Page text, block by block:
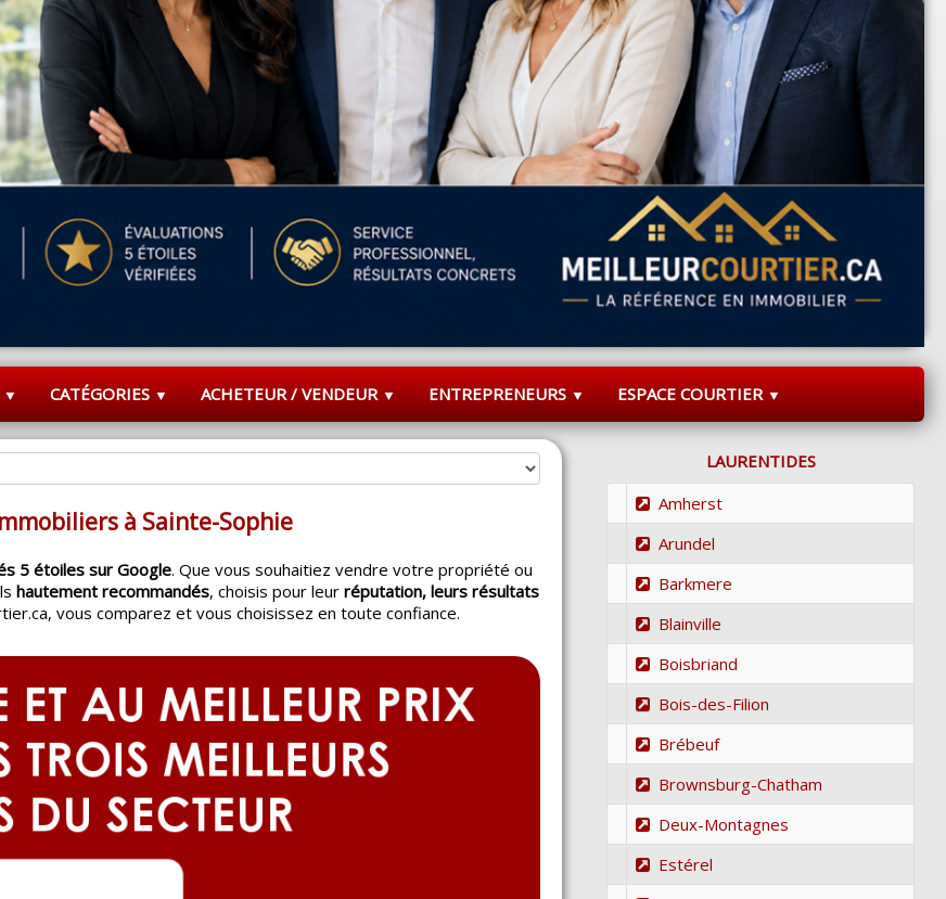
▼ CATÉGORIES ▼ ACHETEUR / VENDEUR ▼ ENTREPRENEURS ▼ ESPACE COURTIER ▼
à Sainte-Sophie
5 étoiles sur Google. Que vous souhaitiez vendre votre propriété ou
hautement recommandés, choisis pour leur réputation, leurs résultats
vous comparez et vous choisissez en toute confiance.
LAURENTIDES
Amherst
Arundel
Barkmere
Blainville
Boisbriand
Bois-des-Filion
Brébeuf
Brownsburg-Chatham
Deux-Montagnes
Estérel